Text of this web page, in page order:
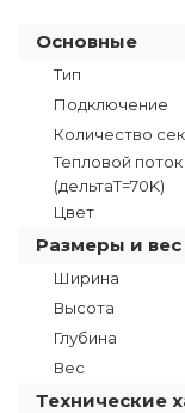
Основные
Тип
Подключение
Количество
Тепловой поток
(дельтаT=70K)
Цвет
Размеры и вес
Ширина
Высота
Глубина
Вес
Технические